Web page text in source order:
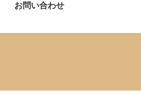
お問い合わせ